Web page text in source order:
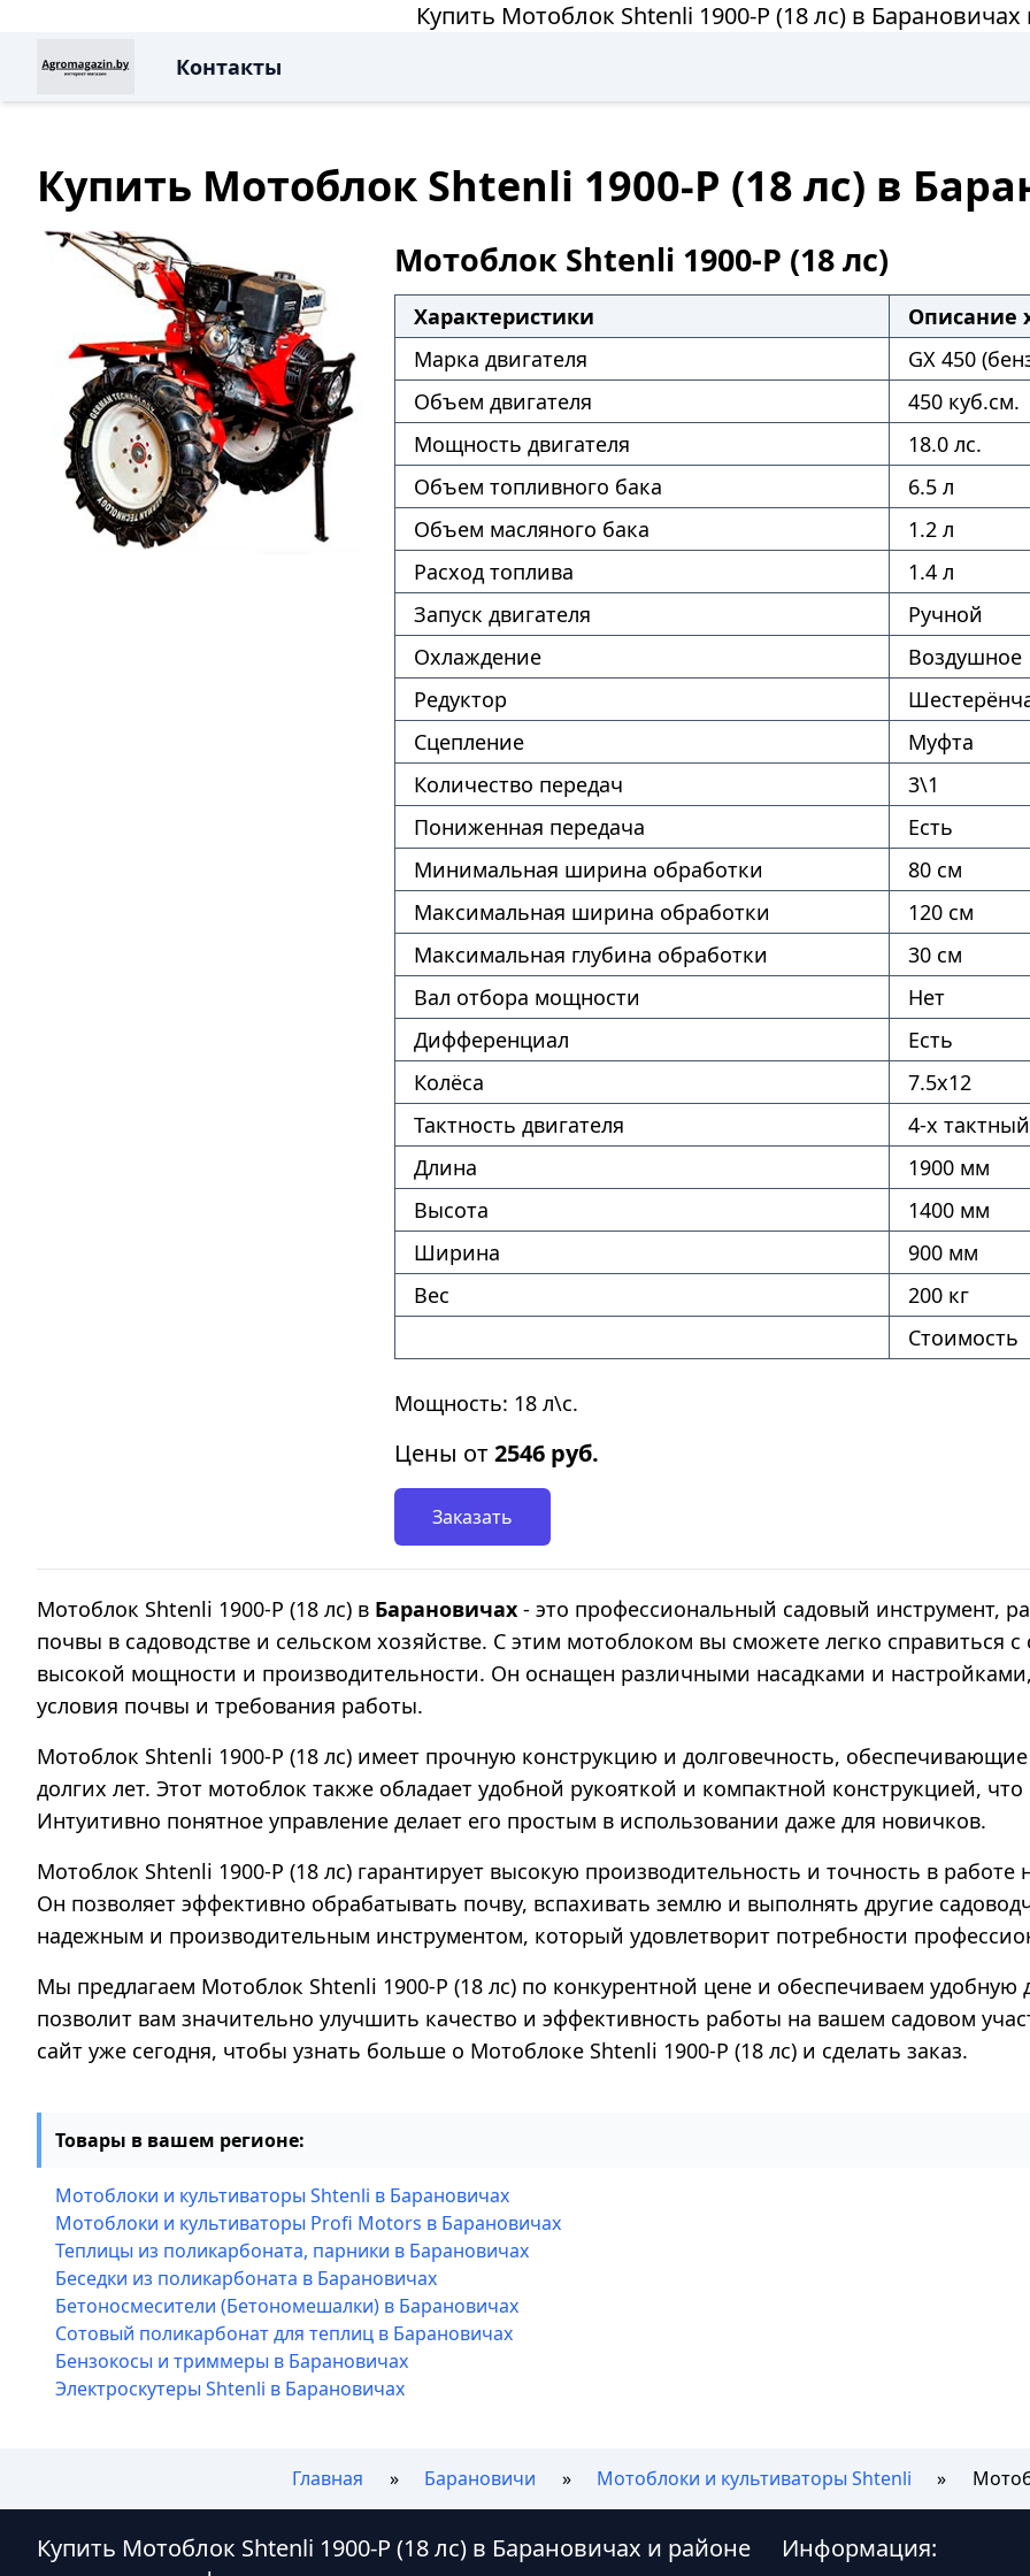
Купить Мотоблок Shtenli 1900-P (18 лс) в
Контакты
Купить Мотоблок Shtenli 1900-P (18 лс) в
Мотоблок Shtenli 1900-P (18 лс)
Характеристики
Описание
Марка двигателя
GX 450
Объем двигателя
450 куб.см.
Мощность двигателя
18.0 лс.
Объем топливного бака
6.5 л
Объем масляного бака
1.2 л
Расход топлива
1.4 л
Запуск двигателя
Ручной
Охлаждение
Воздушное
Редуктор
Сцепление
Муфта
Количество передач
3\1
Пониженная передача
Есть
Минимальная ширина обработки
80 см
Максимальная ширина обработки
120 см
Максимальная глубина обработки
30 см
Вал отбора мощности
Нет
Дифференциал
Есть
Колёса
7.5х12
Тактность двигателя
4-х тактный
Длина
1900 мм
Высота
1400 мм
Ширина
900 мм
Вес
200 кг
Стоимость
Мощность: 18 л\с.
Цены от2546 руб.
Заказать
Мотоблок Shtenli 1900-P (18 лс) в Барановичах - это профессиональный садовый инструмент,
почвы в садоводстве и сельском хозяйстве. С этим мотоблоком вы сможете легко справиться
высокой мощности и производительности. Он оснащен различными насадками и
условия почвы и требования работы.
Мотоблок Shtenli 1900-P (18 лс) имеет прочную конструкцию и долговечность,
долгих лет. Этот мотоблок также обладает удобной рукояткой и компактной конструкцией,
Интуитивно понятное управление делает его простым в использовании даже для новичков.
Мотоблок Shtenli 1900-P (18 лс) гарантирует высокую производительность и точность в работе
Он позволяет эффективно обрабатывать почву, вспахивать землю и выполнять другие
надежным и производительным инструментом, который удовлетворит потребности
Мы предлагаем Мотоблок Shtenli 1900-P (18 лс) по конкурентной цене и обеспечиваем удобную
позволит вам значительно улучшить качество и эффективность работы на вашем садовом
сайт уже сегодня, чтобы узнать больше о Мотоблоке Shtenli 1900-P (18 лс) и сделать заказ.
Товары в вашем регионе:
Мотоблоки и культиваторы Shtenli в Барановичах
Мотоблоки и культиваторы Profi Motors в Барановичах
Теплицы из поликарбоната, парники в Барановичах
Беседки из поликарбоната в Барановичах
Бетоносмесители (Бетономешалки) в Барановичах
Сотовый поликарбонат для теплиц в Барановичах
Бензокосы и триммеры в Барановичах
Электроскутеры Shtenli в Барановичах
Главная Барановичи Мотоблоки и культиваторы Shtenli
Купить Мотоблок Shtenli 1900-P (18 лс) в Барановичах и районе
Информация: